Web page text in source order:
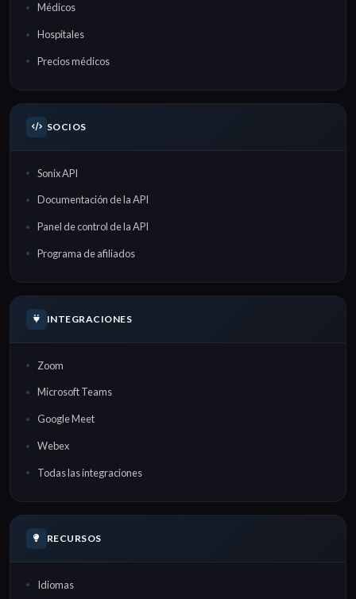
Médicos
Hospitales
Precios médicos
SOCIOS
Sonix API
Documentación de la API
Panel de control de la API
Programa de afiliados
INTEGRACIONES
Zoom
Microsoft Teams
Google Meet
Webex
Todas las integraciones
RECURSOS
Idiomas